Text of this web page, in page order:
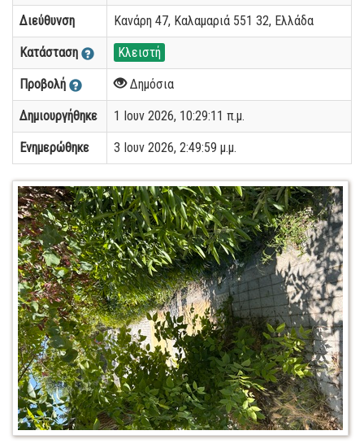
Διεύθυνση Κανάρη 47, Καλαμαριά 551 32, Ελλάδα
Κατάσταση Κλειστή
Προβολή Δημόσια
Δημιουργήθηκε 1 Ιουν 2026, 10:29:11 π.μ.
Ενημερώθηκε 3 Ιουν 2026, 2:49:59 μ.μ.